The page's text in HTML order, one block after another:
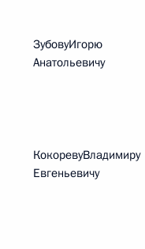
ЗубовуИгорю
Анатольевичу
КокоревуВладимиру
Евгеньевичу